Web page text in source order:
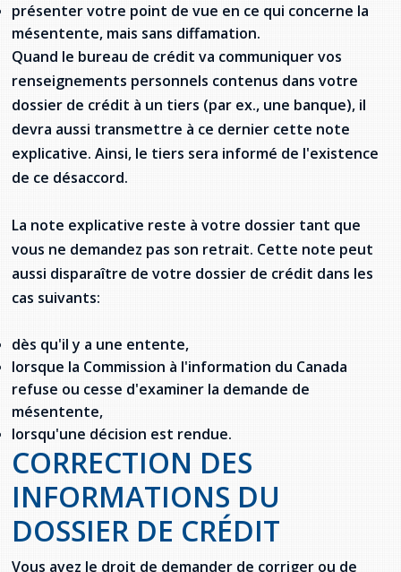
présenter votre point de vue en ce qui concerne la
mésentente, mais sans diffamation.
Quand le bureau de crédit va communiquer vos
renseignements personnels contenus dans votre
dossier de crédit à un tiers (par ex., une banque), il
devra aussi transmettre à ce dernier cette note
explicative. Ainsi, le tiers sera informé de l'existence
de ce désaccord.
La note explicative reste à votre dossier tant que
vous ne demandez pas son retrait. Cette note peut
aussi disparaître de votre dossier de crédit dans les
cas suivants:
dès qu'il y a une entente,
lorsque la Commission à l'information du Canada
refuse ou cesse d'examiner la demande de
mésentente,
lorsqu'une décision est rendue.
CORRECTION DES
INFORMATIONS DU
DOSSIER DE CRÉDIT
Vous avez le droit de demander de corriger ou de